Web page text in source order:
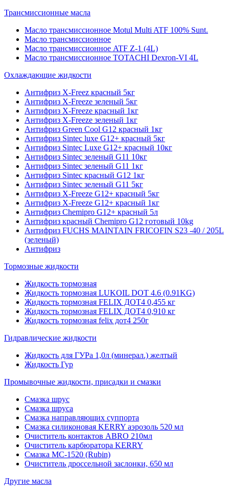
Трансмиссионные масла
Масло трансмиссионное Motul Multi ATF 100% Sunt.
Масло трансмиссионное
Масло трансмиссионное ATF Z-1 (4L)
Масло трансмиссионное TOTACHI Dexron-VI 4L
Охлаждающие жидкости
Антифриз X-Freez красный 5кг
Антифриз X-Freeze зеленый 5кг
Антифриз X-Freeze красный 1кг
Антифриз X-Freeze зеленый 1кг
Антифриз Green Cool G12 красный 1кг
Антифриз Sintec luxe G12+ красный 5кг
Антифриз Sintec Luxe G12+ красный 10кг
Антифриз Sintec зеленый G11 10кг
Антифриз Sintec зеленый G11 1кг
Антифриз Sintec красный G12 1кг
Антифриз Sintec зеленый G11 5кг
Антифриз X-Freeze G12+ красный 5кг
Антифриз X-Freeze G12+ красный 1кг
Антифриз Chemipro G12+ красный 5л
Антифриз красный Chemipro G12 готовый 10kg
Антифриз FUCHS MAINTAIN FRICOFIN S23 -40 / 205L
(зеленый)
Антифриз
Тормозные жидкости
Жидкость тормозная
Жидкость тормозная LUKOIL DOT 4.6 (0.91KG)
Жидкость тормозная FELIX ДОТ4 0,455 кг
Жидкость тормозная FELIX ДОТ4 0,910 кг
Жидкость тормозная felix дот4 250г
Гидравлические жидкости
Жидкость для ГУРа 1,0л (минерал.) желтый
Жидкость Гур
Промывочные жидкости, присадки и смазки
Смазка шрус
Смазка шруса
Смазка направляющих суппорта
Смазка силиконовая KERRY аэрозоль 520 мл
Очиститель контактов ABRO 210мл
Очиститель карбюратора KERRY
Смазка МС-1520 (Rubin)
Очиститель дроссельной заслонки, 650 мл
Другие масла